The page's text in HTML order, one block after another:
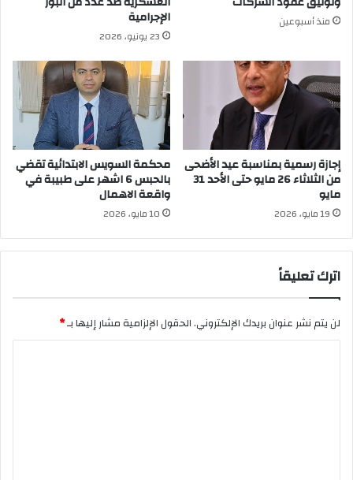
منذ أسبوعين الإجرامية
23 يونيو، 2026
إجازة رسمية بمناسبة عيد الأضحى
من الثلاثاء 26 مايو حتى الأحد 31
مايو
19 مايو، 2026
محكمة السويس الابتدائية تقضي
بالحبس 6 اشهر على طبيبة في
واقعة الاهمال
10 مايو، 2026
اترك تعليقاً
لن يتم نشر عنوان بريدك الإلكتروني.الحقول الإلزامية مشار إليها بـ*